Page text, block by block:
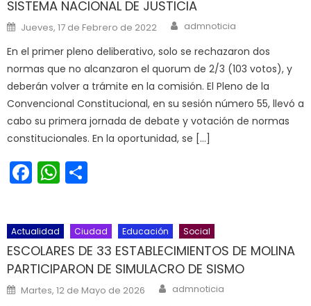
SISTEMA NACIONAL DE JUSTICIA
Posted on
Jueves, 17 de Febrero de 2022 Author
admnoticia
En el primer pleno deliberativo, solo se rechazaron dos
normas que no alcanzaron el quorum de 2/3 (103 votos), y
deberán volver a trámite en la comisión. El Pleno de la
Convencional Constitucional, en su sesión número 55, llevó a
cabo su primera jornada de debate y votación de normas
constitucionales. En la oportunidad, se […]
Facebook
WhatsApp
Actualidad Ciudad Educación Social
ESCOLARES DE 33 ESTABLECIMIENTOS DE MOLINA
PARTICIPARON DE SIMULACRO DE SISMO
Posted on
Martes, 12 de Mayo de 2026 Author
admnoticia